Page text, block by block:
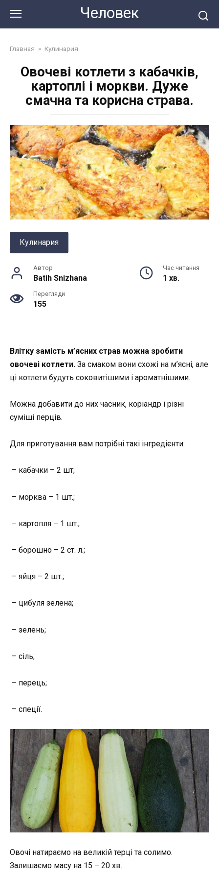
змісту
Человек
Главная » Кулинария
Овочеві котлети з кабачків,
картоплі і моркви. Дуже
смачна та корисна страва.
Кулинария
Автор
Batih Snizhana
Час читання
1 хв.
Перегляди
155
Влітку замість м’ясних страв можна зробити
овочеві котлети. За смаком вони схожі на м’ясні, але
ці котлети будуть соковитішими і ароматнішими.
Можна добавити до них часник, коріандр і різні
суміші перців.
Для приготування вам потрібні такі інгредієнти:
– кабачки – 2 шт;
– морква – 1 шт.;
– картопля – 1 шт.;
– борошно – 2 ст. л.;
– яйця – 2 шт.;
– цибуля зелена;
– зелень;
– сіль;
– перець;
– спеції.
Овочі натираємо на великій терці та солимо.
Залишаємо масу на 15 – 20 хв.